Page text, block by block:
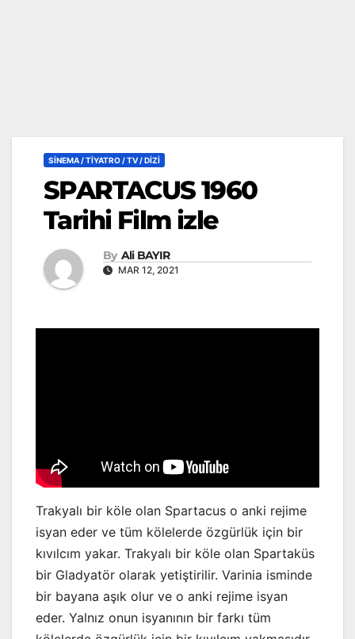
SİNEMA / TİYATRO / TV / DİZİ
SPARTACUS 1960
Tarihi Film izle
By Ali BAYIR
MAR 12, 2021
Trakyalı bir köle olan Spartacus o anki rejime
isyan eder ve tüm kölelerde özgürlük için bir
kıvılcım yakar. Trakyalı bir köle olan Spartaküs
bir Gladyatör olarak yetiştirilir. Varinia isminde
bir bayana aşık olur ve o anki rejime isyan
eder. Yalnız onun isyanının bir farkı tüm